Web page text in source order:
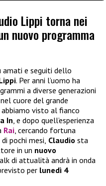
Lippi torna nei
nuovo programma
amati e seguiti dello
. Per anni l’uomo ha
a diverse generazioni
cuore del grande
visto al fianco
In, e dopo quell’esperienza
Rai, cercando fortuna
pochi mesi, Claudio sta
in un nuovo
di attualità andrà in onda
per lunedì 4